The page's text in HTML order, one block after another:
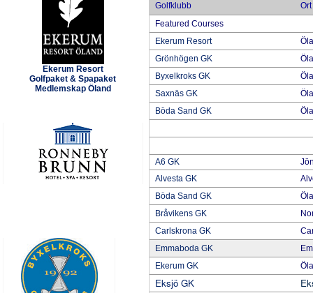
Ekerum Resort
Golfpaket & Spapaket
Medlemskap Öland
Golfklubb
Ort
Featured Courses
Ekerum Resort
Grönhögen GK
Byxelkroks GK
Saxnäs GK
Böda Sand GK
A6 GK
Alvesta GK
Böda Sand GK
Bråvikens GK
Carlskrona GK
Emmaboda GK
Ekerum GK
Eksjö GK